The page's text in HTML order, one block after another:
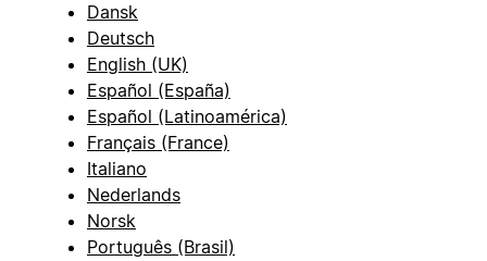
Dansk
Deutsch
English (UK)
Español (España)
Español (Latinoamérica)
Français (France)
Italiano
Nederlands
Norsk
Português (Brasil)